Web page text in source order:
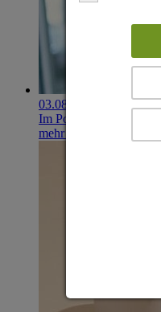
03.08.2026
Im Portfolio: Iset
mehr erfahren